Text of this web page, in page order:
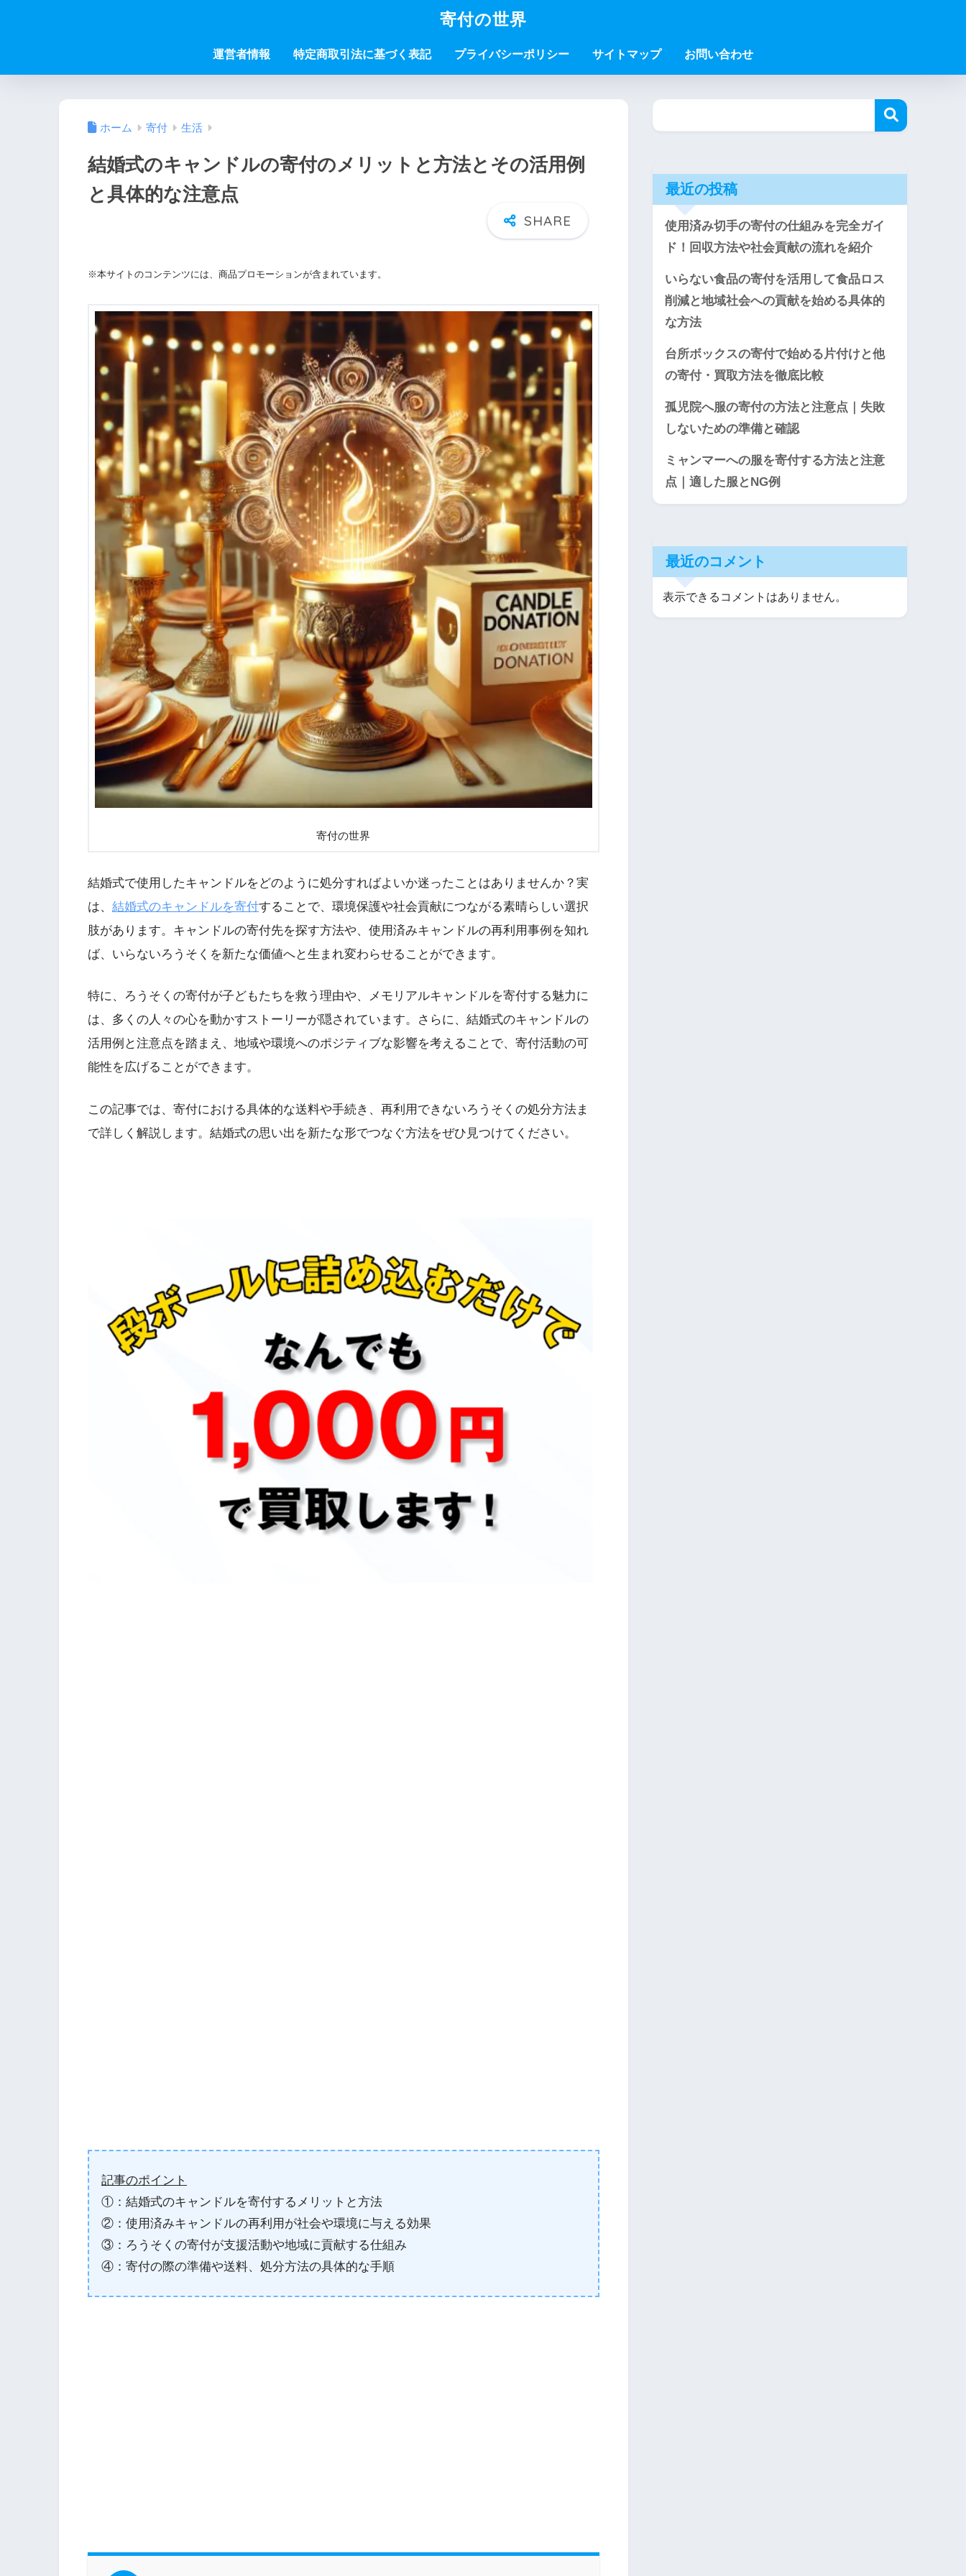
寄付の世界
運営者情報 特定商取引法に基づく表記 プライバシーポリシー サイトマップ お問い合わせ
ホーム 寄付 生活
結婚式のキャンドルの寄付のメリットと方法とその活用例
と具体的な注意点
※本サイトのコンテンツには、商品プロモーションが含まれています。
寄付の世界
結婚式で使用したキャンドルをどのように処分すればよいか迷ったことはありませんか？実
は、 結婚式のキャンドルを寄付することで、環境保護や社会貢献につながる素晴らしい選択
肢があります。キャンドルの寄付先を探す方法や、使用済みキャンドルの再利用事例を知れ
ば、いらないろうそくを新たな価値へと生まれ変わらせることができます。
特に、ろうそくの寄付が子どもたちを救う理由や、メモリアルキャンドルを寄付する魅力に
は、多くの人々の心を動かすストーリーが隠されています。さらに、結婚式のキャンドルの
活用例と注意点を踏まえ、地域や環境へのポジティブな影響を考えることで、寄付活動の可
能性を広げることができます。
この記事では、寄付における具体的な送料や手続き、再利用できないろうそくの処分方法ま
で詳しく解説します。結婚式の思い出を新たな形でつなぐ方法をぜひ見つけてください。
記事のポイント
①：結婚式のキャンドルを寄付するメリットと方法
②：使用済みキャンドルの再利用が社会や環境に与える効果
③：ろうそくの寄付が支援活動や地域に貢献する仕組み
④：寄付の際の準備や送料、処分方法の具体的な手順
最近の投稿
使用済み切手の寄付の仕組みを完全ガイ
ド！回収方法や社会貢献の流れを紹介
いらない食品の寄付を活用して食品ロス
削減と地域社会への貢献を始める具体的
な方法
台所ボックスの寄付で始める片付けと他
の寄付・買取方法を徹底比較
孤児院へ服の寄付の方法と注意点｜失敗
しないための準備と確認
ミャンマーへの服を寄付する方法と注意
点｜適した服とNG例
最近のコメント
表示できるコメントはありません。